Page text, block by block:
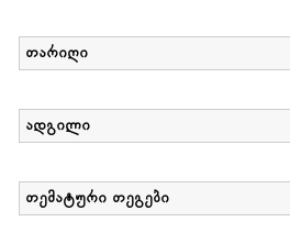
თარიღი
ადგილი
თემატური თეგები